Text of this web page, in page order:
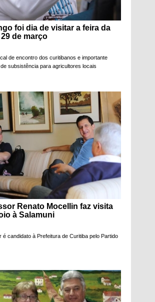
foi dia de visitar a feira da
de março
de encontro dos curitibanos e importante
subsistência para agricultores locais
Renato Mocellin faz visita
à Salamuni
é candidato à Prefeitura de Curitiba pelo Partido